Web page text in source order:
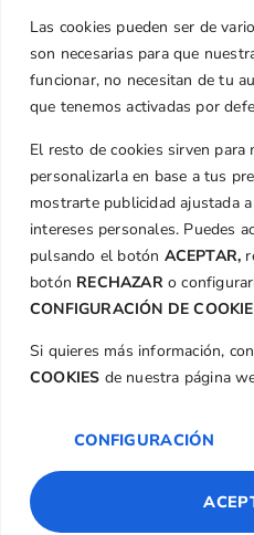
Las cookies pueden ser de
son necesarias para que
funcionar, no necesitan de tu
que tenemos activadas por
El resto de cookies sirven para
personalizarla en base a tus
mostrarte publicidad ajustada
intereses personales. Puedes
pulsando el botón ACEPTAR,
botón RECHAZARo
CONFIGURACIÓN DE
Si quieres más información,
COOKIES de nuestra página
CONFIGURACIÓN
+34 961
Aviso
Política de